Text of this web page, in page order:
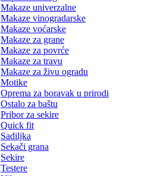
Makaze univerzalne
Makaze vinogradarske
Makaze voćarske
Makaze za grane
Makaze za povrće
Makaze za travu
Makaze za živu ogradu
Motike
Oprema za boravak u prirodi
Ostalo za baštu
Pribor za sekire
Quick fit
Sadiljka
Sekači grana
Sekire
Testere